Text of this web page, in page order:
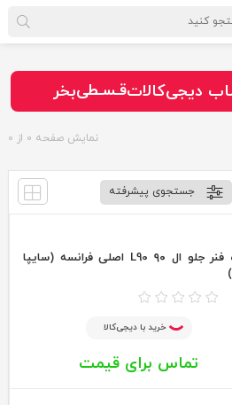
دیجی‌کالات
سـریــع
امـــــن
قـسـطیبخر
نمایش صفحه 0 از 0
جستجوی پیشرفته
کمک فنر جلو ال ۹۰ L90 اصلی فرانسه (سایپا
خرید با دیجی‌کالا
تماس برای قیمت